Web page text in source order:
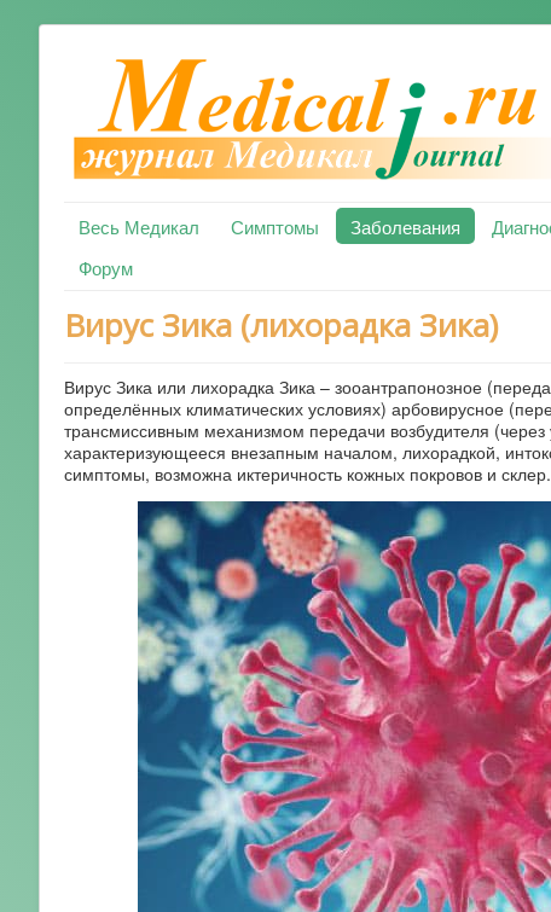
Весь Медикал Симптомы Заболевания
Форум
Вирус Зика (лихорадка Зика)
Вирус Зика или лихорадка Зика – зооантрапонозное
определённых климатических условиях) арбовирусное
трансмиссивным механизмом передачи возбудителя
характеризующееся внезапным началом, лихорадкой,
симптомы, возможна иктеричность кожных покровов и склер.